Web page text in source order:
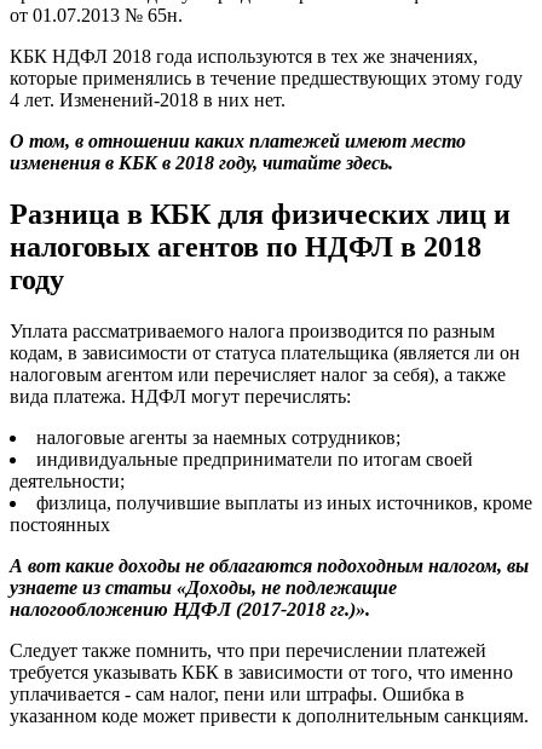
от 01.07.2013 № 65н.
КБК НДФЛ 2018 года используются в тех же значениях,
которые применялись в течение предшествующих этому году
4 лет. Изменений-2018 в них нет.
О том, в отношении каких платежей имеют место
изменения в КБК в 2018 году, читайте здесь.
Разница в КБК для физических лиц и
налоговых агентов по НДФЛ в 2018
году
Уплата рассматриваемого налога производится по разным
кодам, в зависимости от статуса плательщика (является ли он
налоговым агентом или перечисляет налог за себя), а также
вида платежа. НДФЛ могут перечислять:
налоговые агенты за наемных сотрудников;
индивидуальные предприниматели по итогам своей
деятельности;
физлица, получившие выплаты из иных источников, кроме
постоянных
А вот какие доходы не облагаются подоходным налогом, вы
узнаете из статьи «Доходы, не подлежащие
налогообложению НДФЛ (2017-2018 гг.)».
Следует также помнить, что при перечислении платежей
требуется указывать КБК в зависимости от того, что именно
уплачивается - сам налог, пени или штрафы. Ошибка в
указанном коде может привести к дополнительным санкциям.